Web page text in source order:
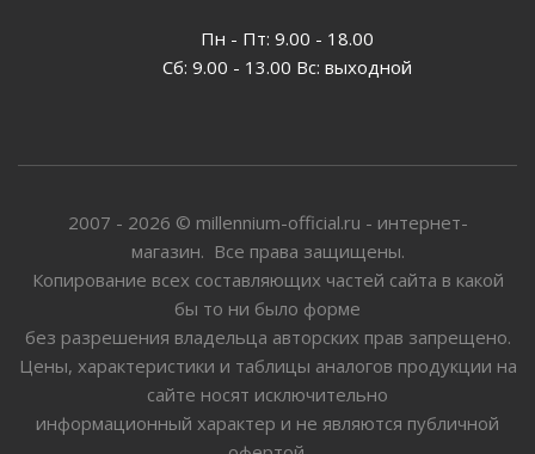
Пн - Пт: 9.00 - 18.00
Сб: 9.00 - 13.00 Вс: выходной
2007 - 2026 © millennium-official.ru - интернет-
магазин. Все права защищены.
Копирование всех составляющих частей сайта в какой
бы то ни было форме
без разрешения владельца авторских прав запрещено.
Цены, характеристики и таблицы аналогов продукции на
сайте носят исключительно
информационный характер и не являются публичной